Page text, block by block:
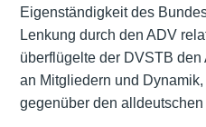
Eigenständigkeit des
Lenkung durch den ADV
überflügelte der DVSTB
an Mitgliedern und
gegenüber den